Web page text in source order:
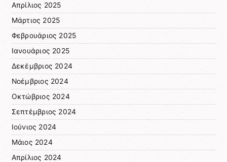
Απρίλιος 2025
Μάρτιος 2025
Φεβρουάριος 2025
Ιανουάριος 2025
Δεκέμβριος 2024
Νοέμβριος 2024
Οκτώβριος 2024
Σεπτέμβριος 2024
Ιούνιος 2024
Μάιος 2024
Απρίλιος 2024